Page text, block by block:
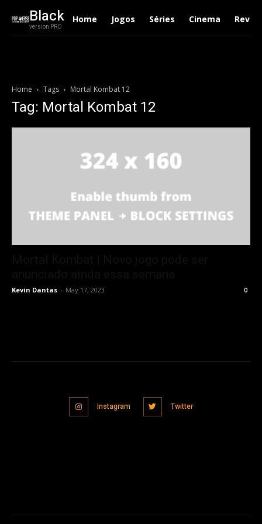
Black
version PRO
Home Jogos Séries Cinema
Home Tags Mortal Kombat 12
Tag: Mortal Kombat 12
Kevin Dantas - May 17, 2023 0
Instagram Twitter